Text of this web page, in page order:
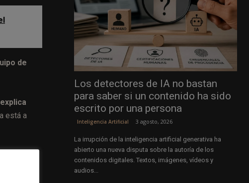
de
está a
de su
Los detectores de IA no bastan
para saber si un contenido ha sido
escrito por una persona
Inteligencia Artificial 3 agosto, 2026
La irrupción de la inteligencia artificial generativa ha
abierto una nueva disputa sobre la autoría de los
contenidos digitales. Textos, imágenes, vídeos y
audios...